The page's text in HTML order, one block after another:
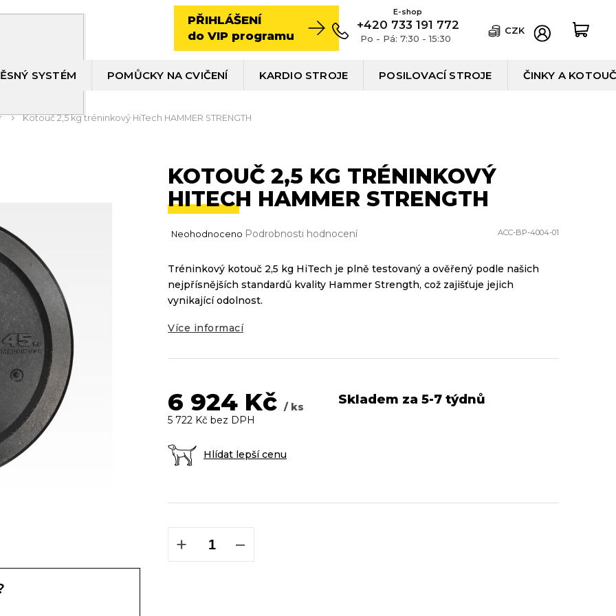
PŘIHLÁŠENÍ
do VIP programu
+420 733 191 772
Po - Pá: 7:30 - 15:30
CZK
SYSTÉM POMŮCKY NA CVIČENÍ KARDIO STROJE POSILOVACÍ STROJE ČINKY A
Kotouč 2,5 kg tréninkový HiTech HAMMER STRENGTH
KOTOUČ 2,5 KG TRÉNINKOVÝ
HITECH HAMMER STRENGTH
ACC-BP-4004-01
Průměrné
je
0,0
z
hvězdiček.
Neohodnoceno Podrobnosti hodnocení
6 924 Kč / ks Skladem za 5-7 týdnů
Hlídat lepší cenu
5 722 Kč bez DPH
+ −
Tréninkový kotouč 2,5 kg HiTech je plně testovaný a ověřený podle našich
nejpřísnějších standardů kvality Hammer Strength, což zajišťuje jejich
vynikající odolnost.
Více informací